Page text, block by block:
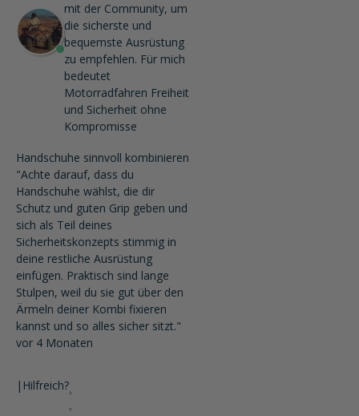
mit der Community, um
die sicherste und
bequemste Ausrüstung
zu empfehlen. Für mich
bedeutet
Motorradfahren Freiheit
und Sicherheit ohne
Kompromisse
Handschuhe sinnvoll kombinieren
"Achte darauf, dass du
Handschuhe wählst, die dir
Schutz und guten Grip geben und
sich als Teil deines
Sicherheitskonzepts stimmig in
deine restliche Ausrüstung
einfügen. Praktisch sind lange
Stulpen, weil du sie gut über den
Ärmeln deiner Kombi fixieren
kannst und so alles sicher sitzt."
vor 4 Monaten
| Hilfreich?